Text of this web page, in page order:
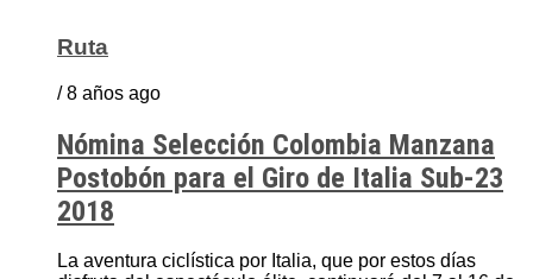
Ruta
/ 8 años ago
Nómina Selección Colombia Manzana
Postobón para el Giro de Italia Sub-23
2018
La aventura ciclística por Italia, que por estos días